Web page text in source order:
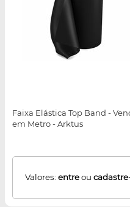
Faixa Elástica Top Band -
em Metro - Arktus
Valores: entreou